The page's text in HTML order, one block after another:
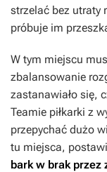
strzelać bez utraty
próbuje im
W tym miejscu
zbalansowanie
zastanawiało się,
Teamie piłkarki z
przepychać dużo
tu miejsca,
bark w brak przez